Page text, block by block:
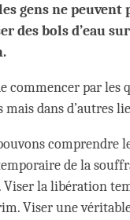
gens ne peuvent
des bols d’eau
commencer par
dans d’autres
comprendre
de la
la libération
Viser une